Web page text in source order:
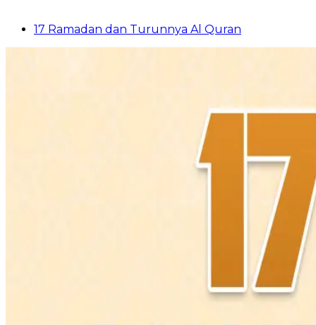
17 Ramadan dan Turunnya Al Quran